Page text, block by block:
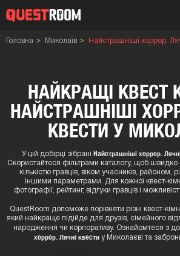
Головна Миколаїв Найстрашніші хоррор.
НАЙКРАЩІ КВЕСТ
НАЙСТРАШНІШІ
КВЕСТИ У
У цій добірці зібрані Найстрашніші хоррор.
Скористайтеся фільтрами каталогу, щоб швидко
кількістю гравців, віком учасників, районом,
іншими параметрами. Для кожної квест-
фотографії, рейтинг, відгуки гравців і
QuestRoom допоможе порівняти різні квест-
який найкраще підійде для друзів, сімейного
народження чи корпоративу. Ознайомтеся з
хоррор. Лячні квести у Миколаєві та